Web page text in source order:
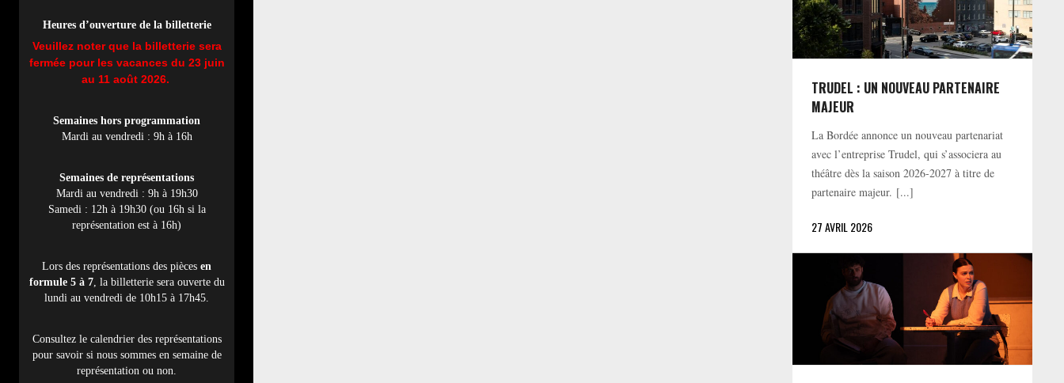
Heures d’ouverture de la billetterie
Veuillez noter que la billetterie sera
fermée pour les vacances du 23 juin
au 11 août 2026.
Semaines hors programmation
Mardi au vendredi : 9h à 16h
Semaines de représentations
Mardi au vendredi : 9h à 19h30
Samedi : 12h à 19h30 (ou 16h si la
représentation est à 16h)
Lors des représentations des pièces en
formule 5 à 7, la billetterie sera ouverte du
lundi au vendredi de 10h15 à 17h45.
Consultez le calendrier des représentations
pour savoir si nous sommes en semaine de
représentation ou non.
TRUDEL : UN NOUVEAU PARTENAIRE
MAJEUR
La Bordée annonce un nouveau partenariat
avec l’entreprise Trudel, qui s’associera au
théâtre dès la saison 2026-2027 à titre de
partenaire majeur. [...]
27 AVRIL 2026